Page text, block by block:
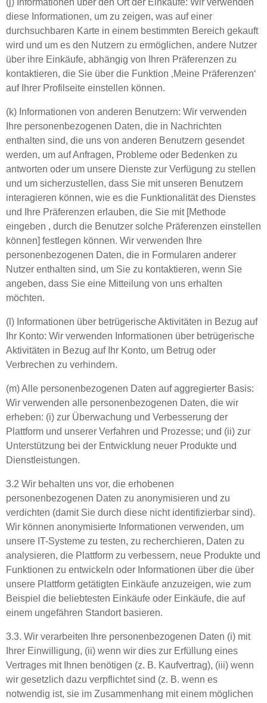
(j) Informationen über den Ort der Einkäufe: Wir verwenden
diese Informationen, um zu zeigen, was auf einer
durchsuchbaren Karte in einem bestimmten Bereich gekauft
wird und um es den Nutzern zu ermöglichen, andere Nutzer
über ihre Einkäufe, abhängig von Ihren Präferenzen zu
kontaktieren, die Sie über die Funktion ‚Meine Präferenzen‘
auf Ihrer Profilseite einstellen können.
(k) Informationen von anderen Benutzern: Wir verwenden
Ihre personenbezogenen Daten, die in Nachrichten
enthalten sind, die uns von anderen Benutzern gesendet
werden, um auf Anfragen, Probleme oder Bedenken zu
antworten oder um unsere Dienste zur Verfügung zu stellen
und um sicherzustellen, dass Sie mit unseren Benutzern
interagieren können, wie es die Funktionalität des Dienstes
und Ihre Präferenzen erlauben, die Sie mit [Methode
eingeben , durch die Benutzer solche Präferenzen einstellen
können] festlegen können. Wir verwenden Ihre
personenbezogenen Daten, die in Formularen anderer
Nutzer enthalten sind, um Sie zu kontaktieren, wenn Sie
angeben, dass Sie eine Mitteilung von uns erhalten
möchten.
(l) Informationen über betrügerische Aktivitäten in Bezug auf
Ihr Konto: Wir verwenden Informationen über betrügerische
Aktivitäten in Bezug auf Ihr Konto, um Betrug oder
Verbrechen zu verhindern.
(m) Alle personenbezogenen Daten auf aggregierter Basis:
Wir verwenden alle personenbezogenen Daten, die wir
erheben: (i) zur Überwachung und Verbesserung der
Plattform und unserer Verfahren und Prozesse; und (ii) zur
Unterstützung bei der Entwicklung neuer Produkte und
Dienstleistungen.
3.2 Wir behalten uns vor, die erhobenen
personenbezogenen Daten zu anonymisieren und zu
verdichten (damit Sie durch diese nicht identifizierbar sind).
Wir können anonymisierte Informationen verwenden, um
unsere IT-Systeme zu testen, zu recherchieren, Daten zu
analysieren, die Plattform zu verbessern, neue Produkte und
Funktionen zu entwickeln oder Informationen über die über
unsere Plattform getätigten Einkäufe anzuzeigen, wie zum
Beispiel die beliebtesten Einkäufe oder Einkäufe, die auf
einem ungefähren Standort basieren.
3.3. Wir verarbeiten Ihre personenbezogenen Daten (i) mit
Ihrer Einwilligung, (ii) wenn wir dies zur Erfüllung eines
Vertrages mit Ihnen benötigen (z. B. Kaufvertrag), (iii) wenn
wir gesetzlich dazu verpflichtet sind (z. B. wenn es
notwendig ist, sie im Zusammenhang mit einem möglichen